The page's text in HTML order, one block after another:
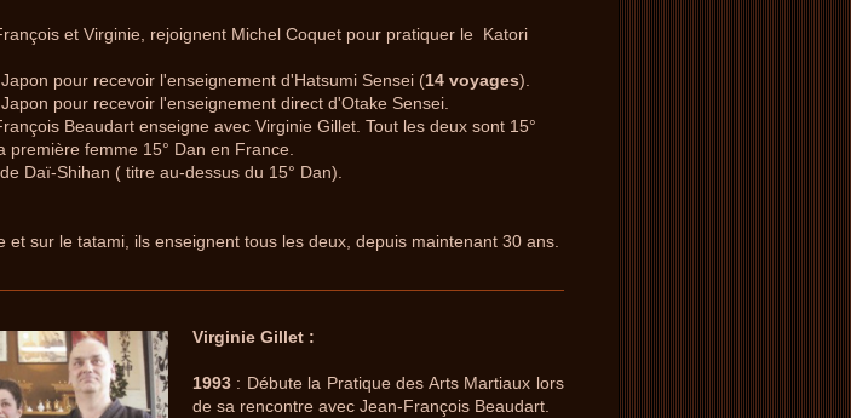
et Virginie, rejoignent Michel Coquet pour pratiquer le Katori
pour recevoir l'enseignement d'Hatsumi Sensei (14 voyages).
pour recevoir l'enseignement direct d'Otake Sensei.
Beaudart enseigne avec Virginie Gillet. Tout les deux sont 15°
première femme 15° Dan en France.
Daï-Shihan ( titre au-dessus du 15° Dan).
et sur le tatami, ils enseignent tous les deux, depuis maintenant 30 ans.
Virginie Gillet :
1993: Débute la Pratique des Arts Martiaux lors
de sa rencontre avec Jean-François Beaudart.